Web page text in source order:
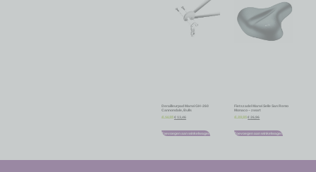
Derailleurpad Marwi GH-260
Cannondale, Bulls
€ 14,95 € 13,46
Toevoegen aan winkelwagen
Fietszadel Marwi Selle San Remo
Monaco – zwart
€ € 26,96
Toevoegen aan winkelwagen